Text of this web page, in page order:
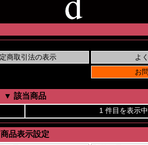
▼ 該当商品
1 件目を表示中
商品表示設定